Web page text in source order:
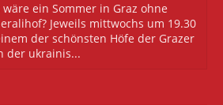
wäre ein Sommer in Graz ohne
Jeweils mittwochs um 19.30
der schönsten Höfe der Grazer
der ukrainis...